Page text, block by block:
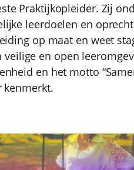
Praktijkopleider. Zij
leerdoelen en
op maat en weet
en open
en het motto
kenmerkt.